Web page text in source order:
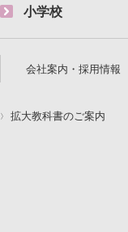
小学校
会社案内・採用情報
拡大教科書のご案内